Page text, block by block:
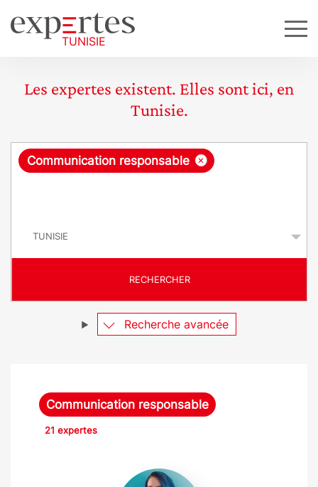
Les expertes existent. Elles sont ici, en
Tunisie.
R
ê
e
×
Communication responsable
RECHERCHER
Recherche avancée
Communication responsable
21 expertes
Alex